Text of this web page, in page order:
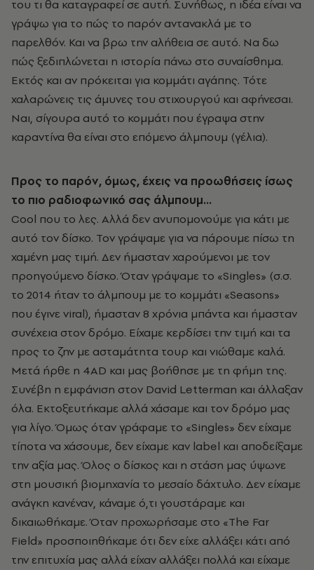
του τι θα καταγραφεί σε αυτή. Συνήθως, η ιδέα είναι να
γράψω για το πώς το παρόν αντανακλά με το
παρελθόν. Και να βρω την αλήθεια σε αυτό. Να δω
πώς ξεδιπλώνεται η ιστορία πάνω στο συναίσθημα.
Εκτός και αν πρόκειται για κομμάτι αγάπης. Τότε
χαλαρώνεις τις άμυνες του στιχουργού και αφήνεσαι.
Ναι, σίγουρα αυτό το κομμάτι που έγραψα στην
καραντίνα θα είναι στο επόμενο άλμπουμ (γέλια).
Προς το παρόν, όμως, έχεις να προωθήσεις ίσως
το πιο ραδιοφωνικό σας άλμπουμ…
Cool που το λες. Αλλά δεν ανυπομονούμε για κάτι με
αυτό τον δίσκο. Τον γράψαμε για να πάρουμε πίσω τη
χαμένη μας τιμή. Δεν ήμασταν χαρούμενοι με τον
προηγούμενο δίσκο. Όταν γράψαμε το «Singles» (σ.σ.
το 2014 ήταν το άλμπουμ με το κομμάτι «Seasons»
που έγινε viral), ήμασταν 8 χρόνια μπάντα και ήμασταν
συνέχεια στον δρόμο. Είχαμε κερδίσει την τιμή και τα
προς το ζην με ασταμάτητα τουρ και νιώθαμε καλά.
Μετά ήρθε η 4AD και μας βοήθησε με τη φήμη της.
Συνέβη η εμφάνιση στον David Letterman και άλλαξαν
όλα. Εκτοξευτήκαμε αλλά χάσαμε και τον δρόμο μας
για λίγο. Όμως όταν γράφαμε το «Singles» δεν είχαμε
τίποτα να χάσουμε, δεν είχαμε καν label και αποδείξαμε
την αξία μας. Όλος ο δίσκος και η στάση μας ύψωνε
στη μουσική βιομηχανία το μεσαίο δάχτυλο. Δεν είχαμε
ανάγκη κανέναν, κάναμε ό,τι γουστάραμε και
δικαιωθήκαμε. Όταν προχωρήσαμε στο «The Far
Field» προσποιηθήκαμε ότι δεν είχε αλλάξει κάτι από
την επιτυχία μας αλλά είχαν αλλάξει πολλά και είχαμε